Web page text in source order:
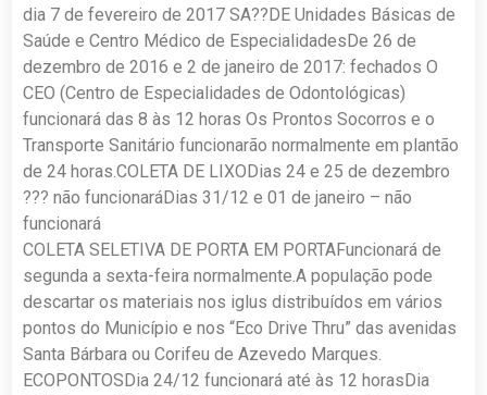
dia 7 de fevereiro de 2017 SA??DE Unidades Básicas de
Saúde e Centro Médico de EspecialidadesDe 26 de
dezembro de 2016 e 2 de janeiro de 2017: fechados O
CEO (Centro de Especialidades de Odontológicas)
funcionará das 8 às 12 horas Os Prontos Socorros e o
Transporte Sanitário funcionarão normalmente em plantão
de 24 horas.COLETA DE LIXODias 24 e 25 de dezembro
??? não funcionaráDias 31/12 e 01 de janeiro – não
funcionará
COLETA SELETIVA DE PORTA EM PORTAFuncionará de
segunda a sexta-feira normalmente.A população pode
descartar os materiais nos iglus distribuídos em vários
pontos do Município e nos “Eco Drive Thru” das avenidas
Santa Bárbara ou Corifeu de Azevedo Marques.
ECOPONTOSDia 24/12 funcionará até às 12 horasDia